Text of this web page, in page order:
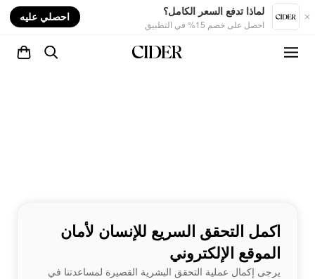
لماذا تدفع السعر الكامل؟
احصل على خصم 15% في التطبيق
احصلي عليه
اكمل التحقق السريع للإنسان لأمان
الموقع الإلكتروني
يرجى إكمال عملية التحقق البشرية القصيرة لمساعدتنا في